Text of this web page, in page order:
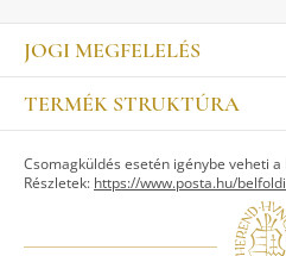
JOGI MEGFELELÉS
Impresszum
Kapcsolat
Jogi nyilatkozat
TERMÉK STRUKTÚRA
ASZTALKULTÚRA
Csomagküldés esetén igénybe veheti
Részletek: https://www.posta.hu/